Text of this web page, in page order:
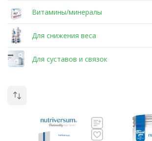
Витамины/минералы
Для снижения веса
Для суставов и связок